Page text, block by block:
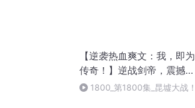
【逆袭热血爽文：我，即为
传奇！】逆战剑帝，震撼九
天 1800_第1800集_昆墟大战！